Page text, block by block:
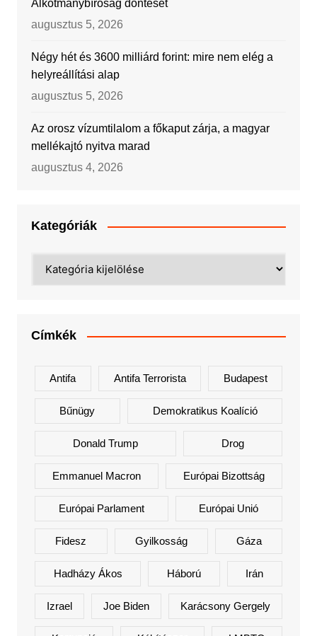
Alkotmánybíróság döntését
augusztus 5, 2026
Négy hét és 3600 milliárd forint: mire nem elég a
helyreállítási alap
augusztus 5, 2026
Az orosz vízumtilalom a főkaput zárja, a magyar
mellékajtó nyitva marad
augusztus 4, 2026
Kategóriák
Címkék
Antifa Antifa Terrorista Budapest
Bűnügy Demokratikus Koalíció
Donald Trump Drog
Emmanuel Macron Európai Bizottság
Európai Parlament Európai Unió
Fidesz Gyilkosság Gáza
Hadházy Ákos Háború Irán
Izrael Joe Biden Karácsony Gergely